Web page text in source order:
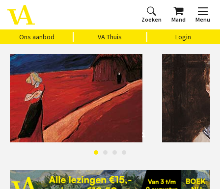
Zoeken Mand Menu
Ons aanbod VA Thuis Login
Home
Ons aanbod
Agenda
VAthuis
Over ons
Vragen?
Cadeaubon